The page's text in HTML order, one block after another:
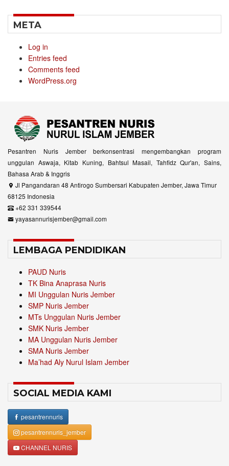
META
Log in
Entries feed
Comments feed
WordPress.org
Pesantren Nuris Jember berkonsentrasi mengembangkan program
unggulan Aswaja, Kitab Kuning, Bahtsul Masail, Tahfidz Qur'an, Sains,
Bahasa Arab & Inggris
Jl Pangandaran 48 Antirogo Sumbersari Kabupaten Jember, Jawa Timur
68125 Indonesia
+62 331 339544
yayasannurisjember@gmail.com
LEMBAGA PENDIDIKAN
PAUD Nuris
TK Bina Anaprasa Nuris
MI Unggulan Nuris Jember
SMP Nuris Jember
MTs Unggulan Nuris Jember
SMK Nuris Jember
MA Unggulan Nuris Jember
SMA Nuris Jember
Ma’had Aly Nurul Islam Jember
SOCIAL MEDIA KAMI
pesantrennuris
pesantrennuris_jember
CHANNEL NURIS